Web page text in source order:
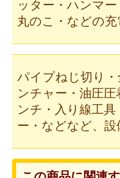
ッター・ハンマ
丸のこ・などの
パイプねじ切り
ンチャー・油圧
ンチ・入り線工
ー・などなど、